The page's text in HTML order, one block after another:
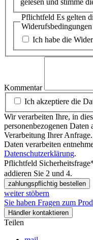
gelesen und stimme
Pflichtfeld Es gelten
Ich habe die
Kommentar
Ich akzeptiere die
Wir verarbeiten Ihre, in
personenbezogenen
Verarbeitung Ihrer
Daten verarbeiten
Datenschutzerklärung.
Pflichtfeld Sicherheitsfrage
addieren Sie 2 und 4.
zahlungspflichtig bestellen
weiter stöbern
Sie haben Fragen zum
Händler kontaktieren
Teilen